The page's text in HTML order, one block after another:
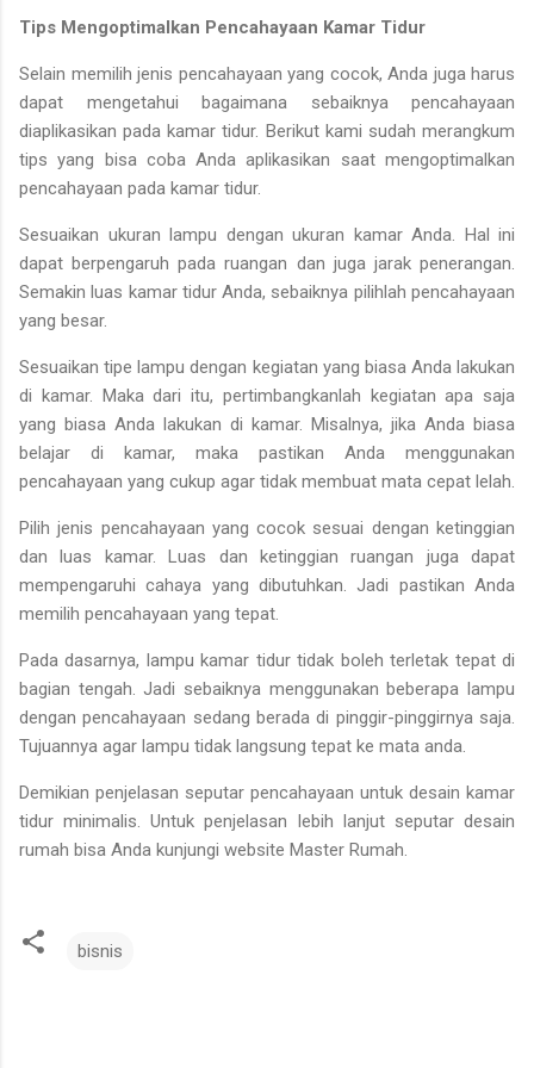
Tips Mengoptimalkan Pencahayaan Kamar Tidur
Selain memilih jenis pencahayaan yang cocok, Anda juga harus
dapat mengetahui bagaimana sebaiknya pencahayaan
diaplikasikan pada kamar tidur. Berikut kami sudah merangkum
tips yang bisa coba Anda aplikasikan saat mengoptimalkan
pencahayaan pada kamar tidur.
Sesuaikan ukuran lampu dengan ukuran kamar Anda. Hal ini
dapat berpengaruh pada ruangan dan juga jarak penerangan.
Semakin luas kamar tidur Anda, sebaiknya pilihlah pencahayaan
yang besar.
Sesuaikan tipe lampu dengan kegiatan yang biasa Anda lakukan
di kamar. Maka dari itu, pertimbangkanlah kegiatan apa saja
yang biasa Anda lakukan di kamar. Misalnya, jika Anda biasa
belajar di kamar, maka pastikan Anda menggunakan
pencahayaan yang cukup agar tidak membuat mata cepat lelah.
Pilih jenis pencahayaan yang cocok sesuai dengan ketinggian
dan luas kamar. Luas dan ketinggian ruangan juga dapat
mempengaruhi cahaya yang dibutuhkan. Jadi pastikan Anda
memilih pencahayaan yang tepat.
Pada dasarnya, lampu kamar tidur tidak boleh terletak tepat di
bagian tengah. Jadi sebaiknya menggunakan beberapa lampu
dengan pencahayaan sedang berada di pinggir-pinggirnya saja.
Tujuannya agar lampu tidak langsung tepat ke mata anda.
Demikian penjelasan seputar pencahayaan untuk desain kamar
tidur minimalis. Untuk penjelasan lebih lanjut seputar desain
rumah bisa Anda kunjungi website Master Rumah.
bisnis